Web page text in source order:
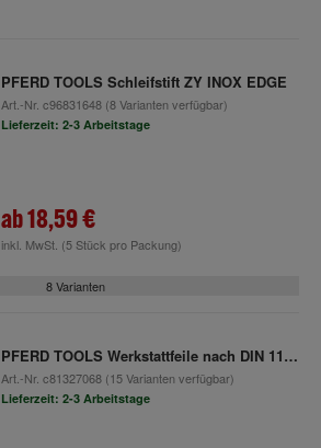
PFERD TOOLS Schleifstift ZY INOX EDGE
Art.-Nr. c96831648(8 Varianten verfügbar)
Lieferzeit: 2-3 Arbeitstage
ab18,59 €
inkl. MwSt. (5 Stück pro Packung)
8 Varianten
PFERD TOOLS Werkstattfeile nach DIN 1112
Art.-Nr. c81327068(15 Varianten verfügbar)
Lieferzeit: 2-3 Arbeitstage